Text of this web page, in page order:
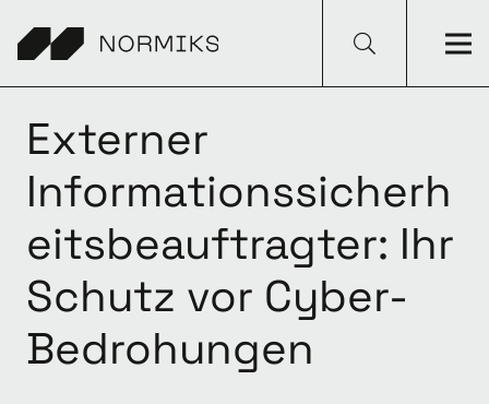
Externer
Informationssicherh
eitsbeauftragter: Ihr
Schutz vor Cyber-
Bedrohungen